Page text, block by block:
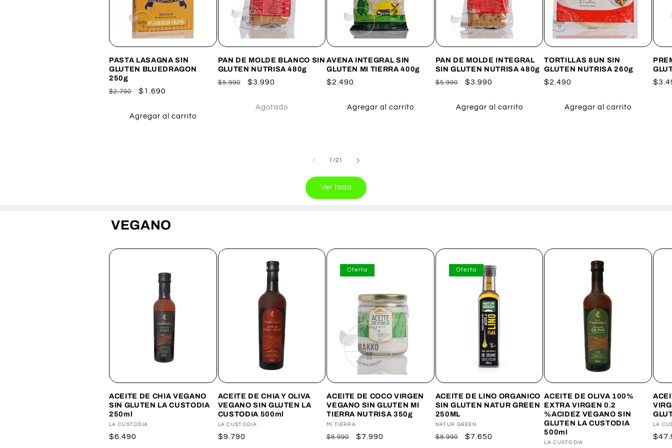
PASTA LASAGNA SIN
GLUTEN BLUEDRAGON
250g
Precio
$2.790
Precio
oferta
$1.690
Agregar al carrito
PAN DE MOLDE BLANCO SIN
GLUTEN NUTRISA 480g
Precio
$5.990
Precio
oferta
$3.990
Agotado
AVENA INTEGRAL SIN
GLUTEN MI TIERRA 400g
Precio
$2.490
Agregar al carrito
PAN DE MOLDE INTEGRAL
SIN GLUTEN NUTRISA 480g
Precio
$5.990
Precio
oferta
$3.990
Agregar al carrito
TORTILLAS 8UN SIN
GLUTEN NUTRISA 260g
Precio
$2.490
Agregar al carrito
1 /de
21
Ver todo
VEGANO
ACEITE DE CHIA VEGANO
SIN GLUTEN LA CUSTODIA
250ml
Proveedor:
LA CUSTODIA
Precio
$6.490
ACEITE DE CHIA Y OLIVA
VEGANO SIN GLUTEN LA
CUSTODIA 500ml
Proveedor:
LA CUSTODIA
Precio
$9.790
Oferta
ACEITE DE COCO VIRGEN
VEGANO SIN GLUTEN MI
TIERRA NUTRISA 350g
Proveedor:
MI TIERRA
Precio
$8.990
Precio
$7.990
Oferta
ACEITE DE LINO ORGANICO
SIN GLUTEN NATUR GREEN
250ML
Proveedor:
NATUR GREEN
Precio
$8.990
Precio
$7.650
ACEITE DE OLIVA 100%
EXTRA VIRGEN 0.2
%ACIDEZ VEGANO SIN
GLUTEN LA CUSTODIA
500ml
Proveedor:
LA CUSTODIA
LA